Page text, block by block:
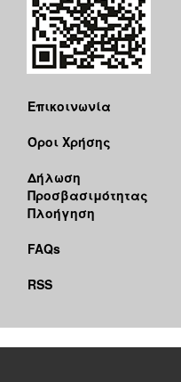
Επικοινωνία
Όροι Χρήσης
Δήλωση
Προσβασιμότητας
Πλοήγηση
FAQs
RSS